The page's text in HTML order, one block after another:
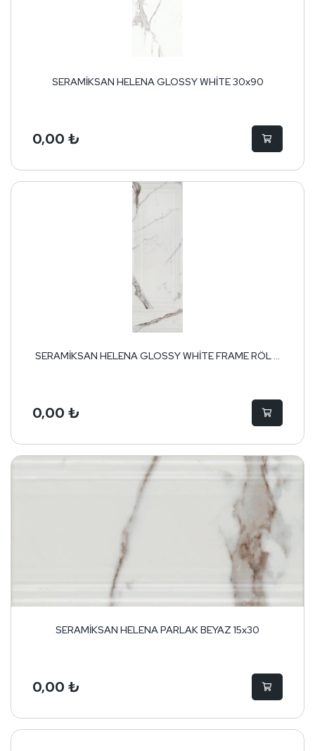
SERAMİKSAN HELENA GLOSSY WHİTE 30x90
0,00 ₺
SERAMİKSAN HELENA GLOSSY WHİTE FRAME RÖL ...
0,00 ₺
SERAMİKSAN HELENA PARLAK BEYAZ 15x30
0,00 ₺